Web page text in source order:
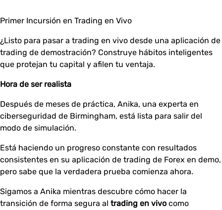
Primer Incursión en Trading en Vivo
¿Listo para pasar a trading en vivo desde una aplicación de
trading de demostración? Construye hábitos inteligentes
que protejan tu capital y afilen tu ventaja.
Hora de ser realista
Después de meses de práctica, Anika, una experta en
ciberseguridad de Birmingham, está lista para salir del
modo de simulación.
Está haciendo un progreso constante con resultados
consistentes en su aplicación de trading de Forex en demo,
pero sabe que la verdadera prueba comienza ahora.
Sigamos a Anika mientras descubre cómo hacer la
transición de forma segura al trading en vivo como